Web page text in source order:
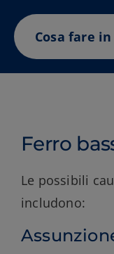
Ferro
Le possibili
includono: